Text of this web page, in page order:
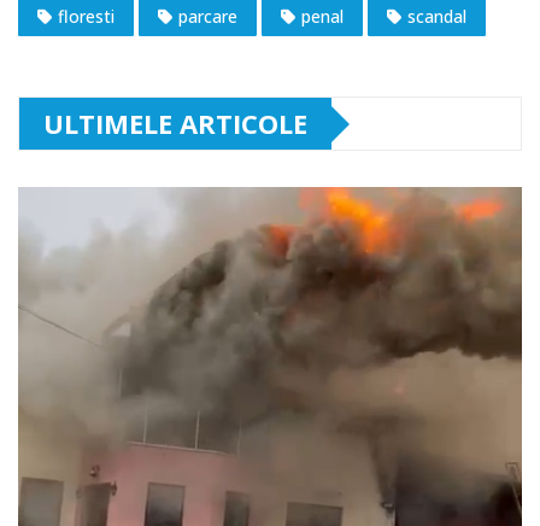
floresti parcare penal scandal
ULTIMELE ARTICOLE